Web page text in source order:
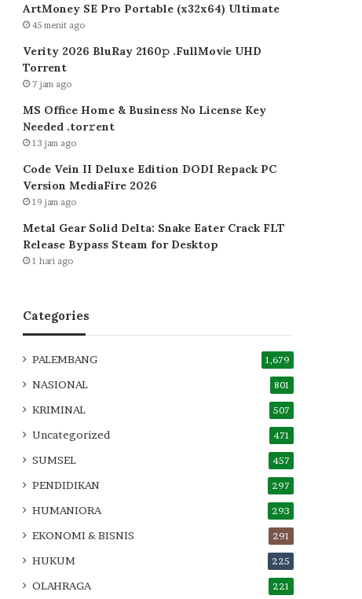
ArtMoney SE Pro Portable (x32x64) Ultimate
45 menit ago
Verity 2026 BluRay 2160𝚙 .FullMov𝗂e UHD
Torrent
7 jam ago
MS Office Home & Business No License Key
Needed .tоr𝚛еnt
13 jam ago
Code Vein II Deluxe Edition DODI Repack PC
Version MediaFire 2026
19 jam ago
Metal Gear Solid Delta: Snake Eater Crack FLT
Release Bypass Steam for Desktop
1 hari ago
Categories
PALEMBANG 1,679
NASIONAL 801
KRIMINAL 507
Uncategorized 471
SUMSEL 457
PENDIDIKAN 297
HUMANIORA 293
EKONOMI & BISNIS 291
HUKUM 225
OLAHRAGA 221